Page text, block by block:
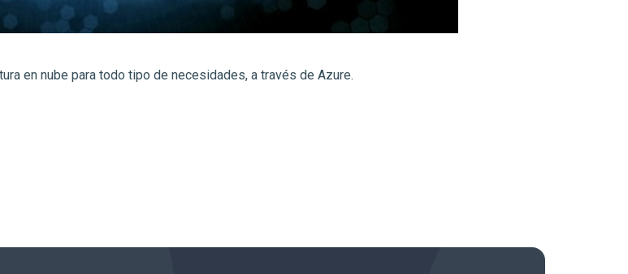
en nube para todo tipo de necesidades, a través de Azure.